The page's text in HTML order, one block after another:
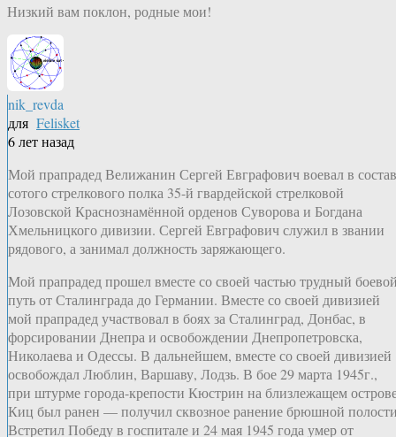
Низкий вам поклон, родные мои!
nik_revda
для Felisket
6 лет назад
Мой прапрадед Велижанин Сергей Евграфович воевал в
сотого стрелкового полка 35-й гвардейской стрелковой
Лозовской Краснознамённой орденов Суворова и Богдана
Хмельницкого дивизии. Сергей Евграфович служил в звании
рядового, а занимал должность заряжающего.
Мой прапрадед прошел вместе со своей частью трудный
путь от Сталинграда до Германии. Вместе со своей дивизией
мой прапрадед участвовал в боях за Сталинград, Донбас, в
форсировании Днепра и освобождении Днепропетровска,
Николаева и Одессы. В дальнейшем, вместе со своей дивизией
освобождал Люблин, Варшаву, Лодзь. В бое 29 марта 1945г.,
при штурме города-крепости Кюстрин на близлежащем
Киц был ранен — получил сквозное ранение брюшной
Встретил Победу в госпитале и 24 мая 1945 года умер от